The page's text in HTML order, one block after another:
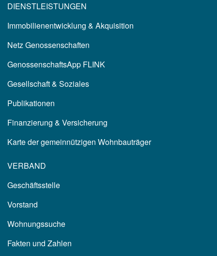
DIENSTLEISTUNGEN
Immobilienentwicklung & Akquisition
Netz Genossenschaften
GenossenschaftsApp FLINK
Gesellschaft & Soziales
Publikationen
Finanzierung & Versicherung
Karte der gemeinnützigen Wohnbauträger
VERBAND
Geschäftsstelle
Vorstand
Wohnungssuche
Fakten und Zahlen